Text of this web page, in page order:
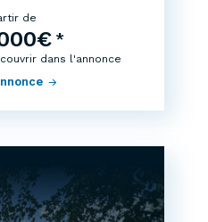
de
*
dans l'annonce